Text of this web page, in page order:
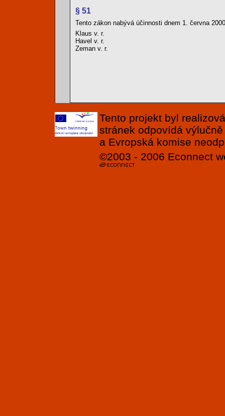
§ 51
Tento zákon nabývá účinnosti dnem 1. června
Klaus v. r.
Havel v. r.
Zeman v. r.
Tento projekt byl
stránek odpovídá
a Evropská komise
©2003 - 2006 Econnect